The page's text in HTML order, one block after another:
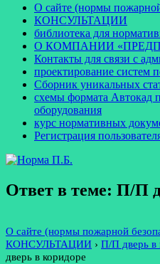
О сайте (нормы
КОНСУЛЬТАЦИИ
библиотека для
О КОМПАНИИ
Контакты для связи с
проектирование систем
Сборник уникальных
схемы формата Автокад
оборудования
курс нормативных
Регистрация
Ответ в теме: П/П
О сайте (нормы пожарной
КОНСУЛЬТАЦИИ › П/П дверь в
дверь в коридоре